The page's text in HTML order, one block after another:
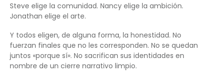
Steve elige la comunidad. Nancy elige la ambición.
Jonathan elige el arte.
Y todos eligen, de alguna forma, la honestidad. No
fuerzan finales que no les corresponden. No se quedan
juntos «porque sí». No sacrifican sus identidades en
nombre de un cierre narrativo limpio.